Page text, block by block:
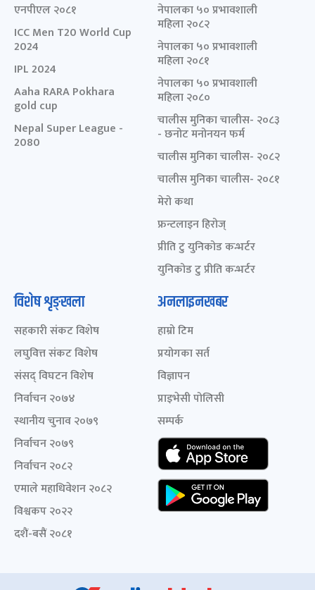
एनपीएल २०८१
ICC Men T20 World Cup
2024
IPL 2024
Aaha RARA Pokhara
gold cup
Nepal Super League -
2080
नेपालका ५० प्रभावशाली
महिला २०८२
नेपालका ५० प्रभावशाली
महिला २०८१
नेपालका ५० प्रभावशाली
महिला २०८०
चालीस मुनिका चालीस- २०८३
- छनोट मनोनयन फर्म
चालीस मुनिका चालीस- २०८२
चालीस मुनिका चालीस- २०८१
मेरो कथा
फ्रन्टलाइन हिरोज्
प्रीति टु युनिकोड कन्भर्टर
युनिकोड टु प्रीति कन्भर्टर
विशेष शृङ्खला
सहकारी संकट विशेष
लघुवित्त संकट विशेष
संसद् विघटन विशेष
निर्वाचन २०७४
स्थानीय चुनाव २०७९
निर्वाचन २०७९
निर्वाचन २०८२
एमाले महाधिवेशन २०८२
विश्वकप २०२२
दशैं-बसैं २०८१
अनलाइनखबर
हाम्रो टिम
प्रयोगका सर्त
विज्ञापन
प्राइभेसी पोलिसी
सम्पर्क